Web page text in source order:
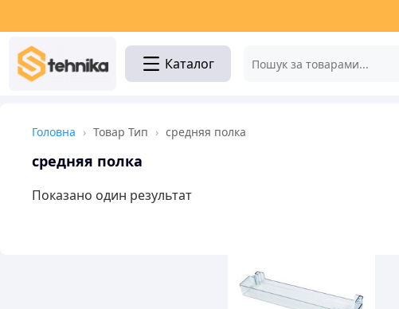
Каталог
Головна › Товар Тип › средняя полка
средняя полка
Показано один результат